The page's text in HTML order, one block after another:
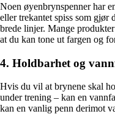
Noen øyenbrynspenner har
eller trekantet spiss som gjør
brede linjer. Mange
at du kan tone ut fargen og
4. Holdbarhet og
Hvis du vil at brynene skal
under trening – kan en
kan en vanlig penn derimot